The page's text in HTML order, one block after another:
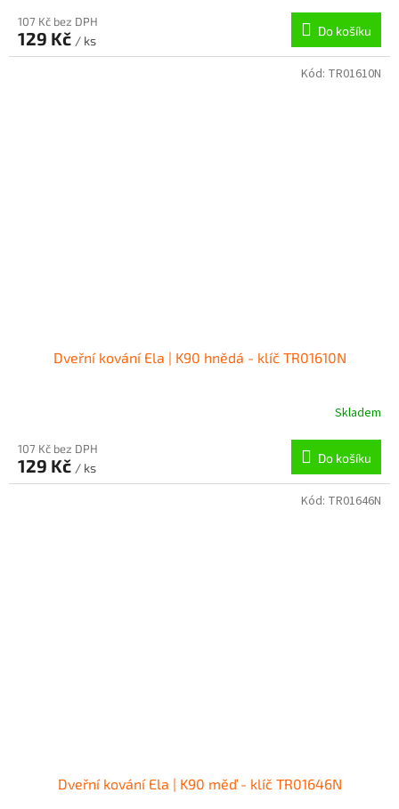
107 Kč bez DPH
129 Kč / ks
Do košíku
Dveřní kování Ela | K90 hnědá - klíč TR01610N
Skladem
107 Kč bez DPH
129 Kč / ks
Do košíku
Kód: TR01610N
Dveřní kování Ela | K90 měď - klíč TR01646N
Kód: TR01646N